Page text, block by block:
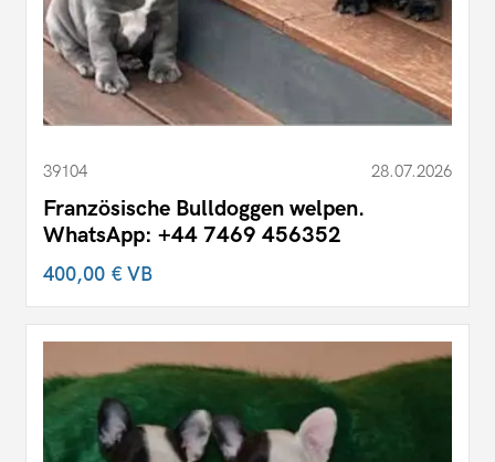
39104 28.07.2026
Französische Bulldoggen welpen.
WhatsApp: +44 7469 456352
400,00 €VB